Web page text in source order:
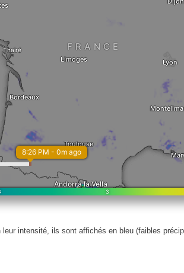
intensité, ils sont affichés en bleu (faibles